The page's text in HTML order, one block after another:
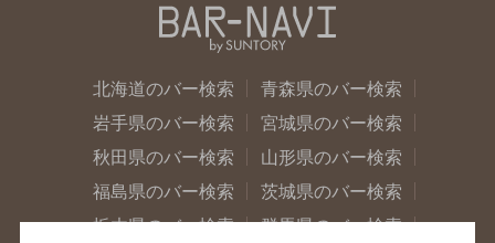
北海道のバー検索
青森県のバー検索
岩手県のバー検索
宮城県のバー検索
秋田県のバー検索
山形県のバー検索
福島県のバー検索
茨城県のバー検索
栃木県のバー検索
群馬県のバー検索